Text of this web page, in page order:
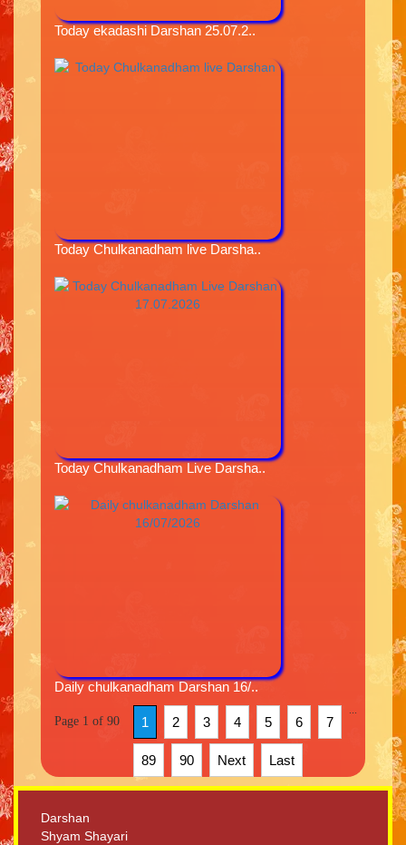
Today ekadashi Darshan 25.07.2..
Today Chulkanadham live Darsha..
Today Chulkanadham Live Darsha..
Daily chulkanadham Darshan 16/..
Page 1 of 90 1 2 3 4 5 6 7
89 90 Next Last
Darshan
Shyam Shayari